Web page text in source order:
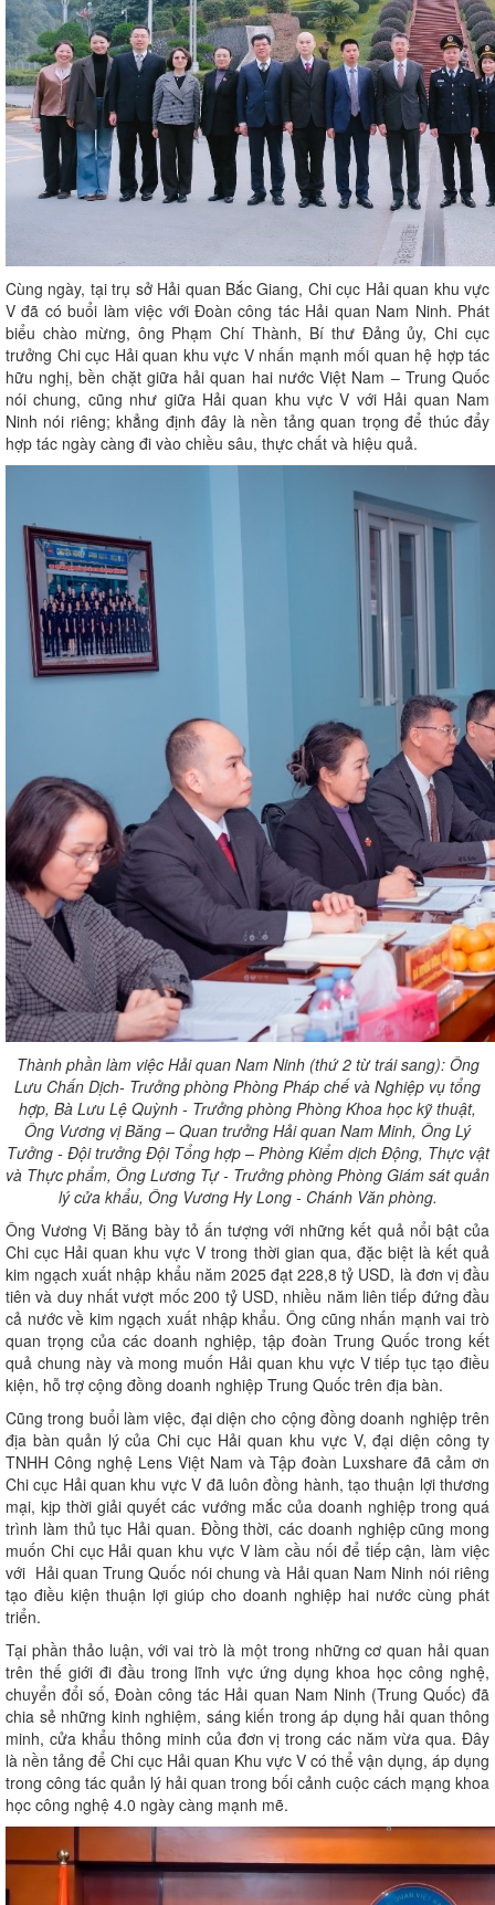
Cùng ngày, tại trụ sở Hải quan Bắc Giang, Chi cục Hải quan khu vực
V đã có buổi làm việc với Đoàn công tác Hải quan Nam Ninh. Phát
biểu chào mừng, ông Phạm Chí Thành, Bí thư Đảng ủy, Chi cục
trưởng Chi cục Hải quan khu vực V nhấn mạnh mối quan hệ hợp tác
hữu nghị, bền chặt giữa hải quan hai nước Việt Nam – Trung Quốc
nói chung, cũng như giữa Hải quan khu vực V với Hải quan Nam
Ninh nói riêng; khẳng định đây là nền tảng quan trọng để thúc đẩy
hợp tác ngày càng đi vào chiều sâu, thực chất và hiệu quả.
Thành phần làm việc Hải quan Nam Ninh (thứ 2 từ trái sang): Ông
Lưu Chấn Dịch- Trưởng phòng Phòng Pháp chế và Nghiệp vụ tổng
hợp, Bà Lưu Lệ Quỳnh - Trưởng phòng Phòng Khoa học kỹ thuật,
Ông Vương vị Băng – Quan trưởng Hải quan Nam Minh, Ông Lý
Tưởng - Đội trưởng Đội Tổng hợp – Phòng Kiểm dịch Động, Thực vật
và Thực phẩm, Ông Lương Tự - Trưởng phòng Phòng Giám sát quản
lý cửa khẩu, Ông Vương Hy Long - Chánh Văn phòng.
Ông Vương Vị Băng bày tỏ ấn tượng với những kết quả nổi bật của
Chi cục Hải quan khu vực V trong thời gian qua, đặc biệt là kết quả
kim ngạch xuất nhập khẩu năm 2025 đạt 228,8 tỷ USD, là đơn vị đầu
tiên và duy nhất vượt mốc 200 tỷ USD, nhiều năm liên tiếp đứng đầu
cả nước về kim ngạch xuất nhập khẩu. Ông cũng nhấn mạnh vai trò
quan trọng của các doanh nghiệp, tập đoàn Trung Quốc trong kết
quả chung này và mong muốn Hải quan khu vực V tiếp tục tạo điều
kiện, hỗ trợ cộng đồng doanh nghiệp Trung Quốc trên địa bàn.
Cũng trong buổi làm việc, đại diện cho cộng đồng doanh nghiệp trên
địa bàn quản lý của Chi cục Hải quan khu vực V, đại diện công ty
TNHH Công nghệ Lens Việt Nam và Tập đoàn Luxshare đã cảm ơn
Chi cục Hải quan khu vực V đã luôn đồng hành, tạo thuận lợi thương
mại, kịp thời giải quyết các vướng mắc của doanh nghiệp trong quá
trình làm thủ tục Hải quan. Đồng thời, các doanh nghiệp cũng mong
muốn Chi cục Hải quan khu vực V làm cầu nối để tiếp cận, làm việc
với Hải quan Trung Quốc nói chung và Hải quan Nam Ninh nói riêng
tạo điều kiện thuận lợi giúp cho doanh nghiệp hai nước cùng phát
triển.
Tại phần thảo luận, với vai trò là một trong những cơ quan hải quan
trên thế giới đi đầu trong lĩnh vực ứng dụng khoa học công nghệ,
chuyển đổi số, Đoàn công tác Hải quan Nam Ninh (Trung Quốc) đã
chia sẻ những kinh nghiệm, sáng kiến trong áp dụng hải quan thông
minh, cửa khẩu thông minh của đơn vị trong các năm vừa qua. Đây
là nền tảng để Chi cục Hải quan Khu vực V có thể vận dụng, áp dụng
trong công tác quản lý hải quan trong bối cảnh cuộc cách mạng khoa
học công nghệ 4.0 ngày càng mạnh mẽ.